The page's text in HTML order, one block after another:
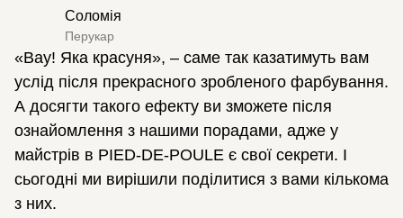
Соломія
Перукар
«Вау! Яка красуня», – саме так казатимуть вам
услід після прекрасного зробленого фарбування.
А досягти такого ефекту ви зможете після
ознайомлення з нашими порадами, адже у
майстрів в PIED-DE-POULE є свої секрети. І
сьогодні ми вирішили поділитися з вами кількома
з них.